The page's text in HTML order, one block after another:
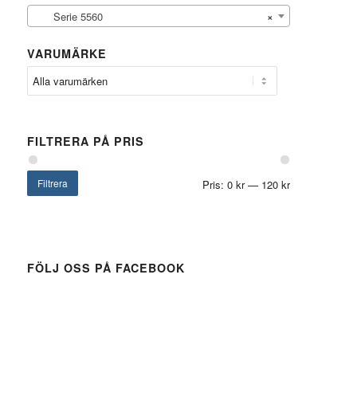
×
Serie 5560
VARUMÄRKE
FILTRERA PÅ PRIS
Filtrera Pris:0 kr— 120 kr
FÖLJ OSS PÅ FACEBOOK